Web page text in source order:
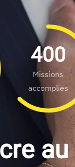
400
Missions
accomplies